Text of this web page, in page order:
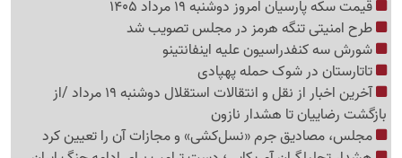
قیمت سکه پارسیان امروز دوشنبه 19 مرداد 1405
طرح امنیتی تنگه هرمز در مجلس تصویب شد
شورش سه کنفدراسیون علیه اینفانتینو
تاتارستان در شوک حمله پهپادی
آخرین اخبار از نقل‌ و انتقالات استقلال دوشنبه 19 مرداد /از
بازگشت رضاییان تا هشدار نازون
مجلس، مصادیق جرم «نسل‌کشی» و مجازات آن را تعیین کرد